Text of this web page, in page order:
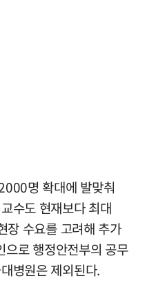
명 확대에 발맞춰
수도 현재보다 최대
장 수요를 고려해 추가
으로 행정안전부의 공무
병원은 제외된다.